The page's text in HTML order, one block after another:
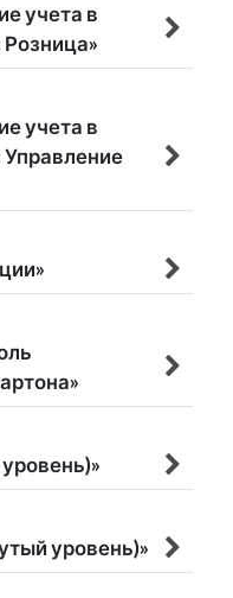
учета в
учета в
уровень)»